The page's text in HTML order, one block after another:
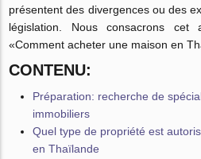
présentent des divergences ou des
législation. Nous consacrons
«Comment acheter une maison en
CONTENU:
Préparation: recherche de
immobiliers
Quel type de propriété est
en Thaïlande